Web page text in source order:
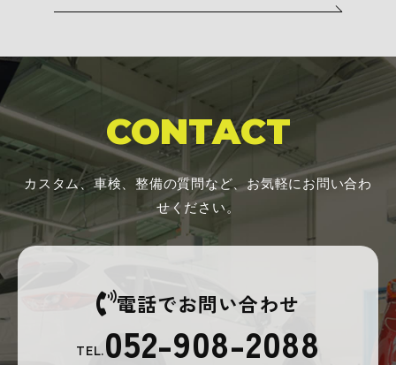
CONTACT
カスタム、車検、整備の質問など、お気軽にお問い合わ
せください。
電話でお問い合わせ
TEL.052-908-2088